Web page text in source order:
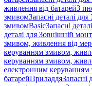
живлення від батарейЗ
змивомЗапасні деталі
змивомBasicЗапасні
деталі для Зовнішній
змивом, живлення від
керуванням змивом,
керуванням змивом,
електронним
батарейПриладдяЗапасні